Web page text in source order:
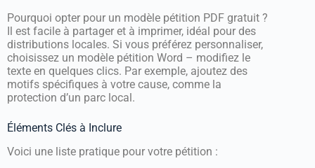
Pourquoi opter pour un modèle pétition PDF gratuit ?
Il est facile à partager et à imprimer, idéal pour des
distributions locales. Si vous préférez personnaliser,
choisissez un modèle pétition Word – modifiez le
texte en quelques clics. Par exemple, ajoutez des
motifs spécifiques à votre cause, comme la
protection d’un parc local.
Éléments Clés à Inclure
Voici une liste pratique pour votre pétition :